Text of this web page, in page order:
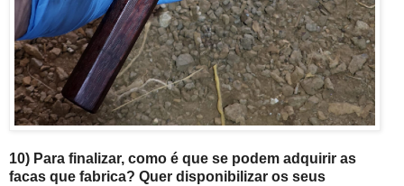
10) Para finalizar, como é que se podem adquirir as
facas que fabrica? Quer disponibilizar os seus